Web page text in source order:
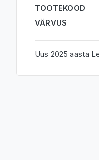
TOOTEKOOD
VÄRVUS
Uus 2025 aasta